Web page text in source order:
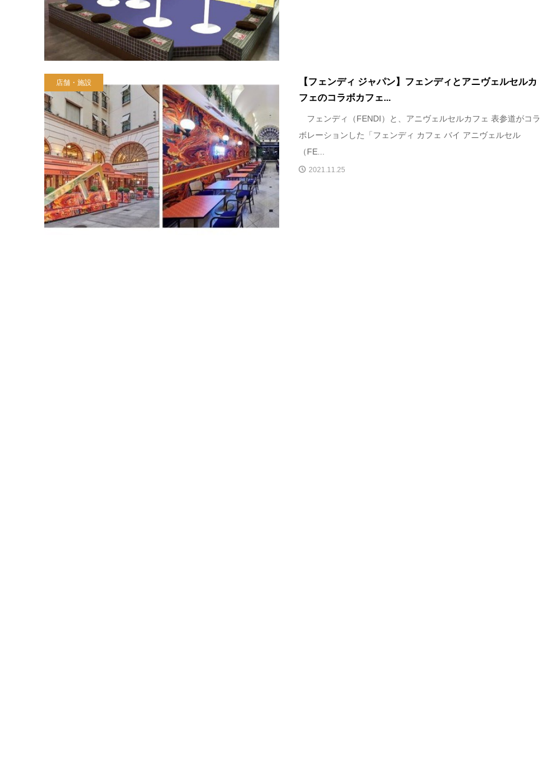
店舗・施設
【フェンディ ジャパン】フェンディとアニヴェルセルカ
フェのコラボカフェ...
フェンディ（FENDI）と、アニヴェルセルカフェ 表参道がコラ
ボレーションした「フェンディ カフェ バイ アニヴェルセル
（FE...
2021.11.25